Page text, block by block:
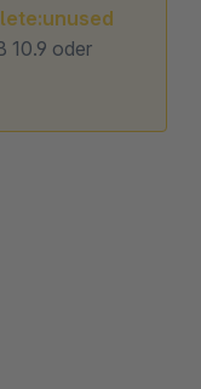
10.9 oder